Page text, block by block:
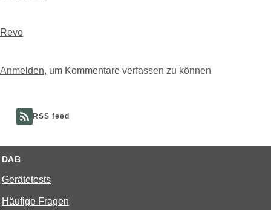
Revo
Anmelden, um Kommentare verfassen zu können
RSS feed
DAB
Gerätetests
Häufige Fragen